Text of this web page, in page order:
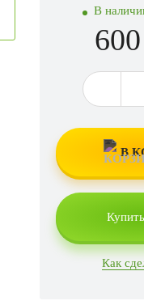
В
В
Как